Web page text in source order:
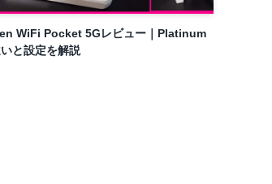
WiFi Pocket 5Gレビュー｜Platinum
と設定を解説